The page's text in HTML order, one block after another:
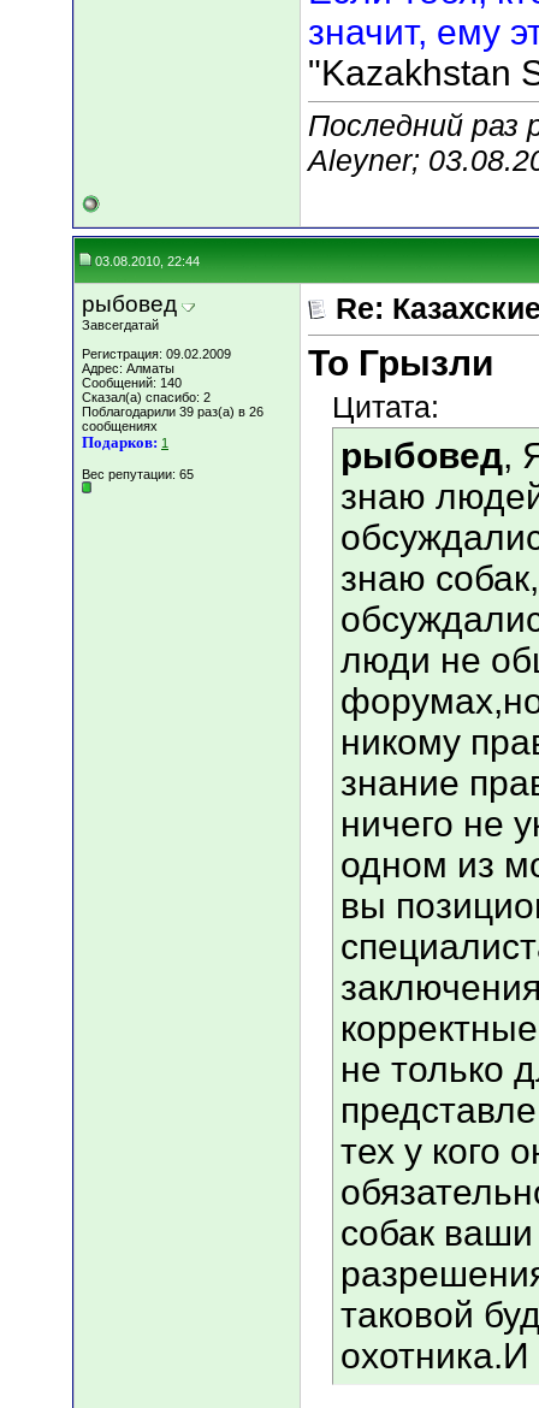
значит, ему
"Kazakhstan
Последний раз
Aleyner;
03.08.2010, 22:44
рыбовед
Завсегдатай
Регистрация: 09.02.2009
Адрес: Алматы
Сообщений: 140
Сказал(а) спасибо: 2
Поблагодарили 39 раз(а) в 26
сообщениях
Подарков: 1
Вес репутации: 65
Re:
То Грызли
Цитата:
рыбовед,
знаю
знаю
люди не
никому
знание
ничего не
одном из
вы
не только
тех у кого
собак
таковой
охотника.И